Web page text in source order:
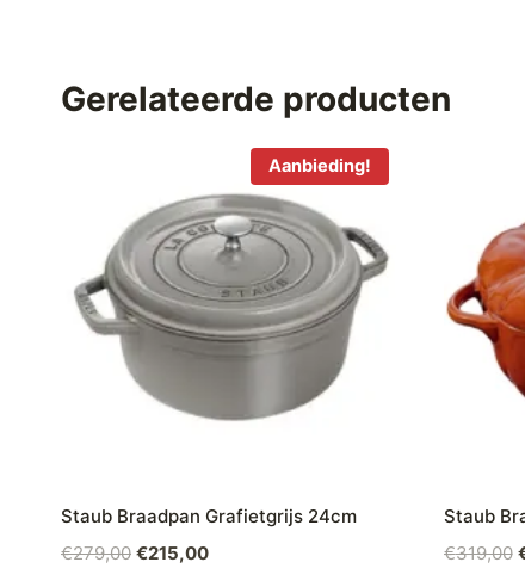
Gerelateerde producten
Aanbieding!
Staub Braadpan Grafietgrijs 24cm
€279,00 Oorspronkelijke
€215,00Huidige
Staub
€319,00